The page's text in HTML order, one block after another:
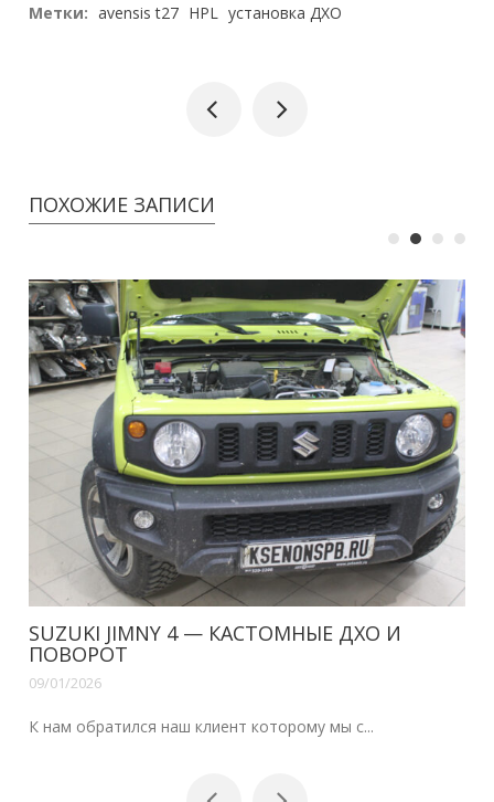
Метки: avensis t27 HPL установка ДХО
ПОХОЖИЕ ЗАПИСИ
SUZUKI JIMNY 4 — КАСТОМНЫЕ ДХО И
ПОВОРОТ
09/01/2026
К нам обратился наш клиент которому мы с...